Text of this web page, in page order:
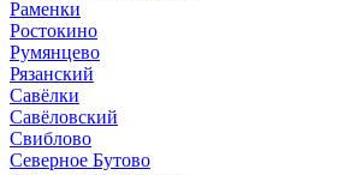
Раменки
Ростокино
Румянцево
Рязанский
Савёлки
Савёловский
Свиблово
Северное Бутово